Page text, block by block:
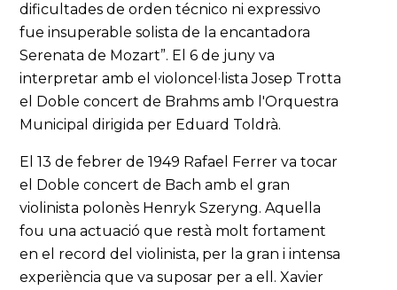
dificultades de orden técnico ni expressivo
fue insuperable solista de la encantadora
Serenata de Mozart”. El 6 de juny va
interpretar amb el violoncel·lista Josep Trotta
el Doble concert de Brahms amb l'Orquestra
Municipal dirigida per Eduard Toldrà.
El 13 de febrer de 1949 Rafael Ferrer va tocar
el Doble concert de Bach amb el gran
violinista polonès Henryk Szeryng. Aquella
fou una actuació que restà molt fortament
en el record del violinista, per la gran i intensa
experiència que va suposar per a ell. Xavier